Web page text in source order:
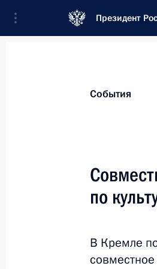
Президент
Лента событий
События
по
В Кремле
совместное